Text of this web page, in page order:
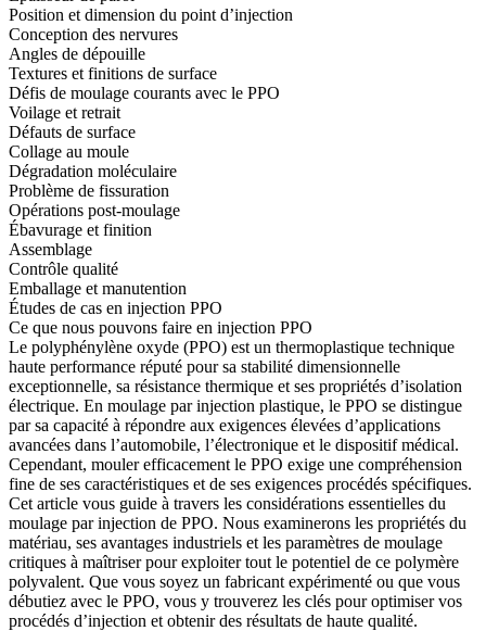
Position et dimension du point d’injection
Conception des nervures
Angles de dépouille
Textures et finitions de surface
Défis de moulage courants avec le PPO
Voilage et retrait
Défauts de surface
Collage au moule
Dégradation moléculaire
Problème de fissuration
Opérations post-moulage
Ébavurage et finition
Assemblage
Contrôle qualité
Emballage et manutention
Études de cas en injection PPO
Ce que nous pouvons faire en injection PPO
Le polyphénylène oxyde (PPO) est un thermoplastique technique
haute performance réputé pour sa stabilité dimensionnelle
exceptionnelle, sa résistance thermique et ses propriétés d’isolation
électrique. En moulage par injection plastique, le PPO se distingue
par sa capacité à répondre aux exigences élevées d’applications
avancées dans l’automobile, l’électronique et le dispositif médical.
Cependant, mouler efficacement le PPO exige une compréhension
fine de ses caractéristiques et de ses exigences procédés spécifiques.
Cet article vous guide à travers les considérations essentielles du
moulage par injection de PPO. Nous examinerons les propriétés du
matériau, ses avantages industriels et les paramètres de moulage
critiques à maîtriser pour exploiter tout le potentiel de ce polymère
polyvalent. Que vous soyez un fabricant expérimenté ou que vous
débutiez avec le PPO, vous y trouverez les clés pour optimiser vos
procédés d’injection et obtenir des résultats de haute qualité.